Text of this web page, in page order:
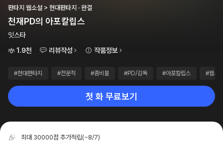
판타지 웹소설 > 현대판타지 · 완결
천재PD의 아포칼립스
잇스타
1.9천
리뷰작성 작품정보
#현대판타지 #전문직 #좀비물 #PD/감독 #아포칼립스 #웹소
첫 화 무료보기
최대 30000점 추가적립(~8/7)